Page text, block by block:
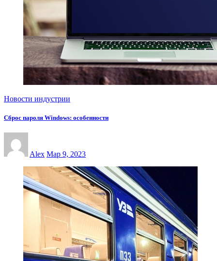
Новости индустрии
Сброс пароля Windows: особенности
Alex Мар 9, 2023